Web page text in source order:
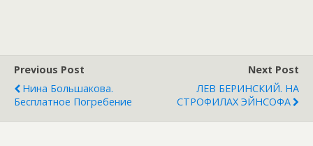
Previous Post
Нина Большакова.
Бесплатное Погребение
Next Post
ЛЕВ БЕРИНСКИЙ. НА
СТРОФИЛАХ ЭЙНСОФА